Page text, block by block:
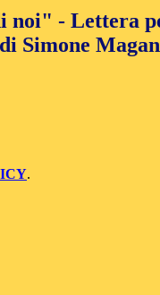
noi" - Lettera
Simone
.